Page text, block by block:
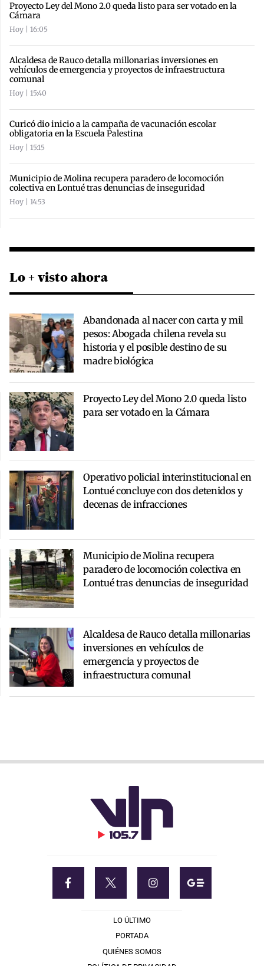
Proyecto Ley del Mono 2.0 queda listo para ser votado en la
Cámara
Hoy | 16:05
Alcaldesa de Rauco detalla millonarias inversiones en
vehículos de emergencia y proyectos de infraestructura
comunal
Hoy | 15:40
Curicó dio inicio a la campaña de vacunación escolar
obligatoria en la Escuela Palestina
Hoy | 15:15
Municipio de Molina recupera paradero de locomoción
colectiva en Lontué tras denuncias de inseguridad
Hoy | 14:53
Lo + visto ahora
Abandonada al nacer con carta y mil
pesos: Abogada chilena revela su
historia y el posible destino de su
madre biológica
Proyecto Ley del Mono 2.0 queda listo
para ser votado en la Cámara
Operativo policial interinstitucional en
Lontué concluye con dos detenidos y
decenas de infracciones
Municipio de Molina recupera
paradero de locomoción colectiva en
Lontué tras denuncias de inseguridad
Alcaldesa de Rauco detalla millonarias
inversiones en vehículos de
emergencia y proyectos de
infraestructura comunal
LO ÚLTIMO
PORTADA
QUIÉNES SOMOS